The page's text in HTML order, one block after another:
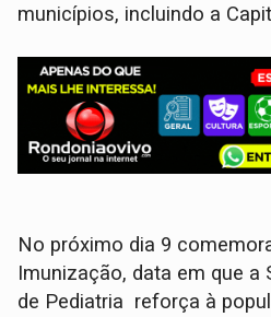
municípios, incluindo a
No próximo dia 9
Imunização, data em que a
de Pediatria reforça à